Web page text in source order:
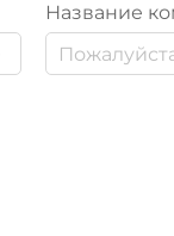
Название